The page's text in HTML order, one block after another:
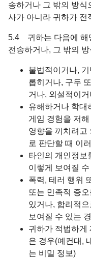
송하거나 그 밖의 방식
사가 아니라 귀하가 전
5.4 귀하는 다음에 해
전송하거나, 그 밖의
불법적이거나,
롭히거나, 구두
거나, 외설적이
유해하거나 학대
게임 경험을 저
영향을 끼치려고
로 판단할 때 이
타인의 개인정보
이렇게 보여질
폭력, 테러 행위
또는 민족적 증
있거나, 합리적
보여질 수 있는
귀하가 적법하게
은 경우(예컨대,
는 비밀 정보)